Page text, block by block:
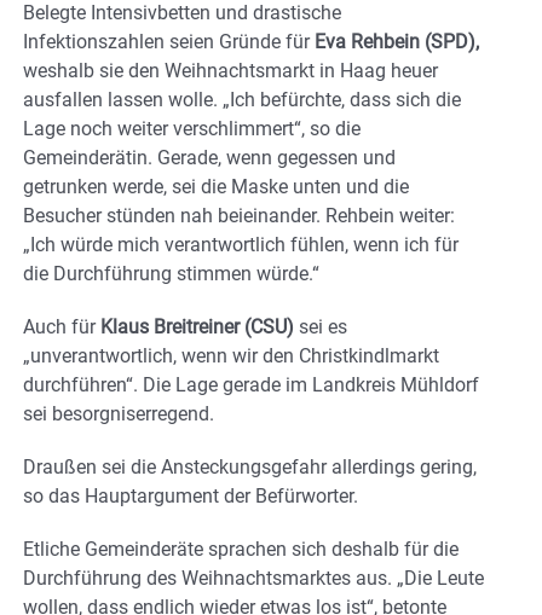
Belegte Intensivbetten und drastische
Infektionszahlen seien Gründe für Eva Rehbein (SPD),
weshalb sie den Weihnachtsmarkt in Haag heuer
ausfallen lassen wolle. „Ich befürchte, dass sich die
Lage noch weiter verschlimmert“, so die
Gemeinderätin. Gerade, wenn gegessen und
getrunken werde, sei die Maske unten und die
Besucher stünden nah beieinander. Rehbein weiter:
„Ich würde mich verantwortlich fühlen, wenn ich für
die Durchführung stimmen würde.“
Auch für Klaus Breitreiner (CSU) sei es
„unverantwortlich, wenn wir den Christkindlmarkt
durchführen“. Die Lage gerade im Landkreis Mühldorf
sei besorgniserregend.
Draußen sei die Ansteckungsgefahr allerdings gering,
so das Hauptargument der Befürworter.
Etliche Gemeinderäte sprachen sich deshalb für die
Durchführung des Weihnachtsmarktes aus. „Die Leute
wollen, dass endlich wieder etwas los ist“, betonte